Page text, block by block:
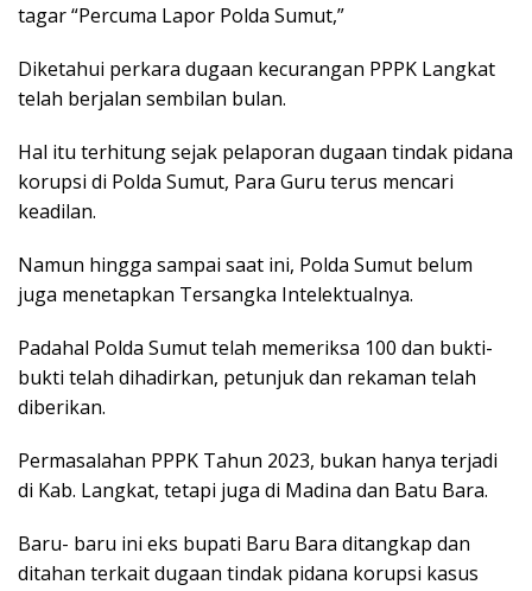
tagar “Percuma Lapor Polda Sumut,”
Diketahui perkara dugaan kecurangan PPPK Langkat
telah berjalan sembilan bulan.
Hal itu terhitung sejak pelaporan dugaan tindak pidana
korupsi di Polda Sumut, Para Guru terus mencari
keadilan.
Namun hingga sampai saat ini, Polda Sumut belum
juga menetapkan Tersangka Intelektualnya.
Padahal Polda Sumut telah memeriksa 100 dan bukti-
bukti telah dihadirkan, petunjuk dan rekaman telah
diberikan.
Permasalahan PPPK Tahun 2023, bukan hanya terjadi
di Kab. Langkat, tetapi juga di Madina dan Batu Bara.
Baru- baru ini eks bupati Baru Bara ditangkap dan
ditahan terkait dugaan tindak pidana korupsi kasus